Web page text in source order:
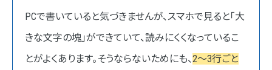
PCで書いていると気づきませんが、スマホで見ると「大
きな文字の塊」ができていて、読みにくくなっているこ
とがよくあります。そうならないためにも、2〜3行ごと